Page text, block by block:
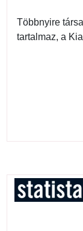
Többnyire
tartalmaz, a